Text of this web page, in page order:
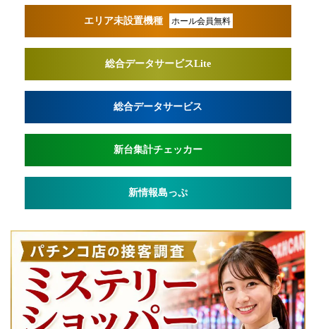
エリア未設置機種 ホール会員無料
総合データサービスLite
総合データサービス
新台集計チェッカー
新情報島っぷ